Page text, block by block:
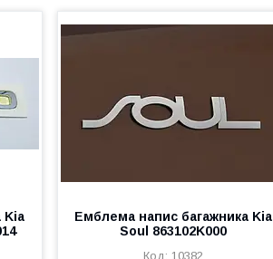
Kia
Емблема напис багажника Kia
Soul 863102K000
10382